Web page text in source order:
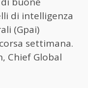
di intelligenza
(Gpai)
settimana.
Chief Global